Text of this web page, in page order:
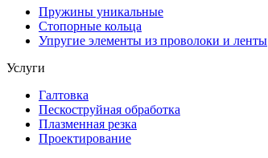
Пружины уникальные
Стопорные кольца
Упругие элементы из проволоки и ленты
Услуги
Галтовка
Пескоструйная обработка
Плазменная резка
Проектирование